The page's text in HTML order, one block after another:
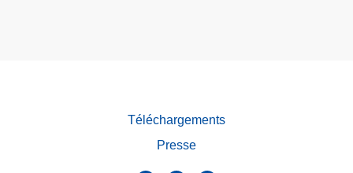
Téléchargements
Presse